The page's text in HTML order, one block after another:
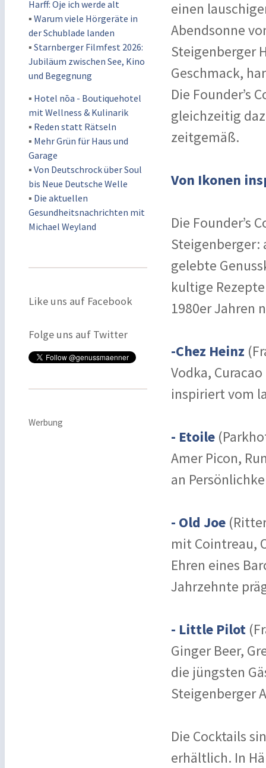
Harff: Oje ich werde alt
▪ Warum viele Hörgeräte in
der Schublade landen
▪ Starnberger Filmfest 2026:
Jubiläum zwischen See, Kino
und Begegnung
▪ Hotel nōa - Boutiquehotel
mit Wellness & Kulinarik
▪ Reden statt Rätseln
▪ Mehr Grün für Haus und
Garage
▪ Von Deutschrock über Soul
bis Neue Deutsche Welle
▪ Die aktuellen
Gesundheitsnachrichten mit
Michael Weyland
Like uns auf Facebook
Folge uns auf Twitter
Werbung
einen
Abendsonne
Steigenberger
Geschmack,
Die Founder’s
gleichzeitig
zeitgemäß.
Von Ikonen
Die Founder’s
Steigenberger:
gelebte
kultige
1980er Jahren
-Chez Heinz
Vodka,
inspiriert vom
- Etoile
Amer Picon,
an
- Old Joe
mit Cointreau,
Ehren eines
Jahrzehnte
- Little Pilot
Ginger Beer,
die jüngsten
Steigenberger
Die Cocktails
erhältlich. In